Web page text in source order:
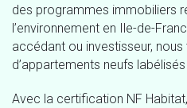
des programmes immobiliers
l’environnement en Ile-de-
accédant ou investisseur,
d’appartements neufs labélisés
Avec la certification NF